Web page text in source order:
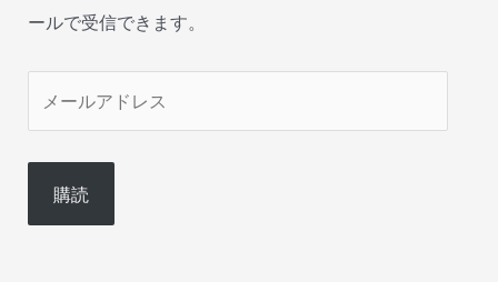
ールで受信できます。
ル
ド
購読